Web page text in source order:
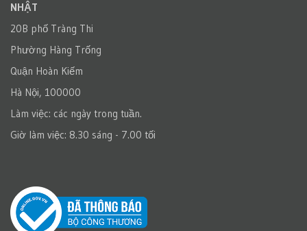
NHẬT
20B phố Tràng Thi
Phường Hàng Trống
Quận Hoàn Kiếm
Hà Nội, 100000
Làm việc: các ngày trong tuần.
Giờ làm việc: 8.30 sáng - 7.00 tối